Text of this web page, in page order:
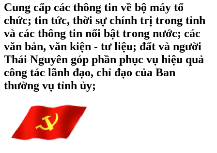
Cung cấp các thông tin về bộ máy tổ
chức; tin tức, thời sự chính trị trong tỉnh
và các thông tin nổi bật trong nước; các
văn bản, văn kiện - tư liệu; đất và người
Thái Nguyên góp phần phục vụ hiệu quả
công tác lãnh đạo, chỉ đạo của Ban
thường vụ tỉnh ủy;